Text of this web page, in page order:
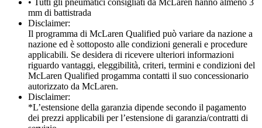
mm di battistrada
Disclaimer:
Il programma di McLaren Qualified può variare da nazione a
nazione ed è sottoposto alle condizioni generali e procedure
applicabili. Se desidera di ricevere ulteriori informazioni
riguardo vantaggi, eleggibilità, criteri, termini e condizioni del
McLaren Qualified progamma contatti il suo concessionario
autorizzato da McLaren.
Disclaimer:
*L’estensione della garanzia dipende secondo il pagamento
dei prezzi applicabili per l’estensione di garanzia/contratti di